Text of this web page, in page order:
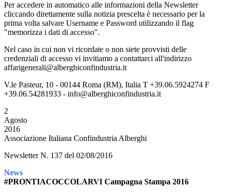
Per accedere in automatico alle informazioni della Newsletter
cliccando direttamente sulla notizia prescelta è necessario per la
prima volta salvare Username e Password utilizzando il flag
"memorizza i dati di accesso".
Nel caso in cui non vi ricordate o non siete provvisti delle
credenziali di accesso vi invitiamo a contattarci all'indirizzo
affarigenerali@alberghiconfindustria.it
V.le Pasteur, 10 - 00144 Roma (RM), Italia T +39.06.5924274 F
+39.06.54281933 - info@alberghiconfindustria.it
2
Agosto
2016
Associazione Italiana Confindustria Alberghi
Newsletter N. 137 del 02/08/2016
News
#PRONTIACOCCOLARVI Campagna Stampa 2016